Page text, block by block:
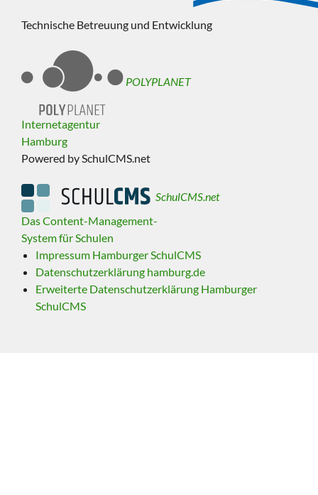
Technische Betreuung und Entwicklung
POLYPLANET
Internetagentur
Hamburg
Powered by SchulCMS.net
SchulCMS.net
Das Content-Management-
System für Schulen
Impressum Hamburger SchulCMS
Datenschutzerklärung hamburg.de
Erweiterte Datenschutzerklärung Hamburger
SchulCMS